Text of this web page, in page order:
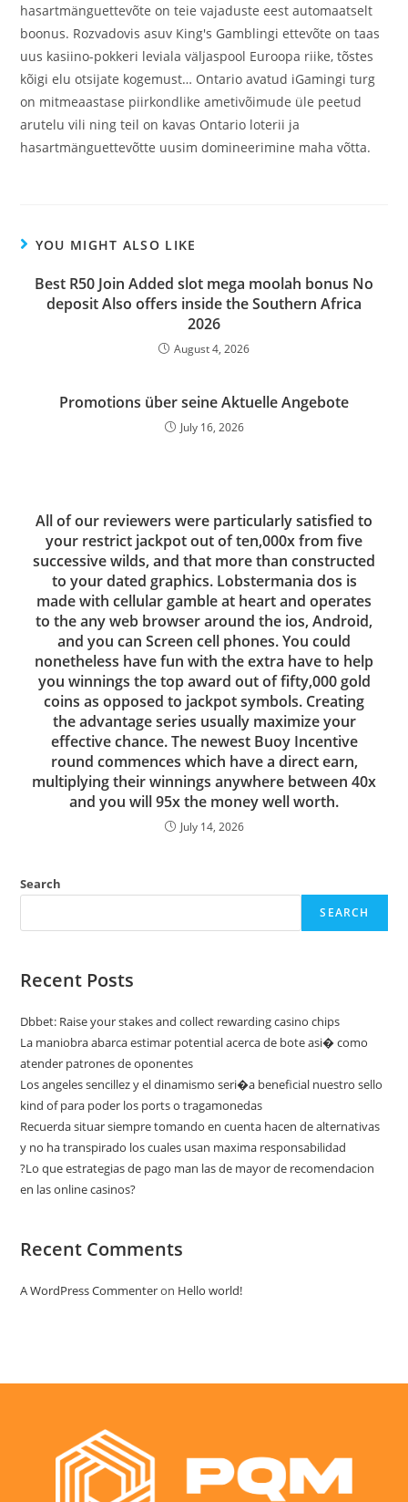
hasartmänguettevõte on teie vajaduste eest automaatselt
boonus. Rozvadovis asuv King's Gamblingi ettevõte on taas
uus kasiino-pokkeri leviala väljaspool Euroopa riike, tõstes
kõigi elu otsijate kogemust… Ontario avatud iGamingi turg
on mitmeaastase piirkondlike ametivõimude üle peetud
arutelu vili ning teil on kavas Ontario loterii ja
hasartmänguettevõtte uusim domineerimine maha võtta.
YOU MIGHT ALSO LIKE
Best R50 Join Added slot mega moolah bonus No
deposit Also offers inside the Southern Africa
2026
August 4, 2026
Promotions über seine Aktuelle Angebote
July 16, 2026
All of our reviewers were particularly satisfied to
your restrict jackpot out of ten,000x from five
successive wilds, and that more than constructed
to your dated graphics. Lobstermania dos is
made with cellular gamble at heart and operates
to the any web browser around the ios, Android,
and you can Screen cell phones. You could
nonetheless have fun with the extra have to help
you winnings the top award out of fifty,000 gold
coins as opposed to jackpot symbols. Creating
the advantage series usually maximize your
effective chance. The newest Buoy Incentive
round commences which have a direct earn,
multiplying their winnings anywhere between 40x
and you will 95x the money well worth.
July 14, 2026
Search
SEARCH
Recent Posts
Dbbet: Raise your stakes and collect rewarding casino chips
La maniobra abarca estimar potential acerca de bote asi� como
atender patrones de oponentes
Los angeles sencillez y el dinamismo seri�a beneficial nuestro sello
kind of para poder los ports o tragamonedas
Recuerda situar siempre tomando en cuenta hacen de alternativas
y no ha transpirado los cuales usan maxima responsabilidad
?Lo que estrategias de pago man las de mayor de recomendacion
en las online casinos?
Recent Comments
A WordPress Commenteron Hello world!